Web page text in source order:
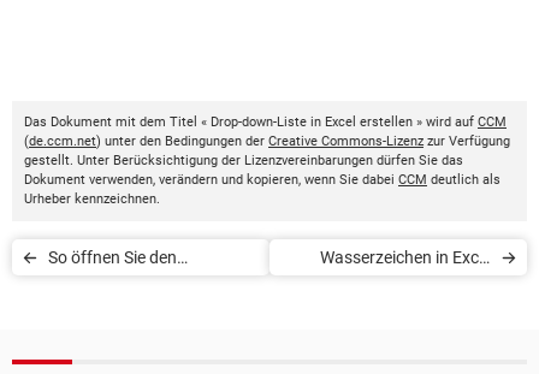
Das Dokument mit dem Titel « Drop-down-Liste in Excel erstellen » wird auf CCM
(de.ccm.net) unter den Bedingungen der Creative Commons-Lizenz zur Verfügung
gestellt. Unter Berücksichtigung der Lizenzvereinbarungen dürfen Sie das
Dokument verwenden, verändern und kopieren, wenn Sie dabei CCM deutlich als
Urheber kennzeichnen.
So öffnen Sie den
Wasserzeichen in Excel